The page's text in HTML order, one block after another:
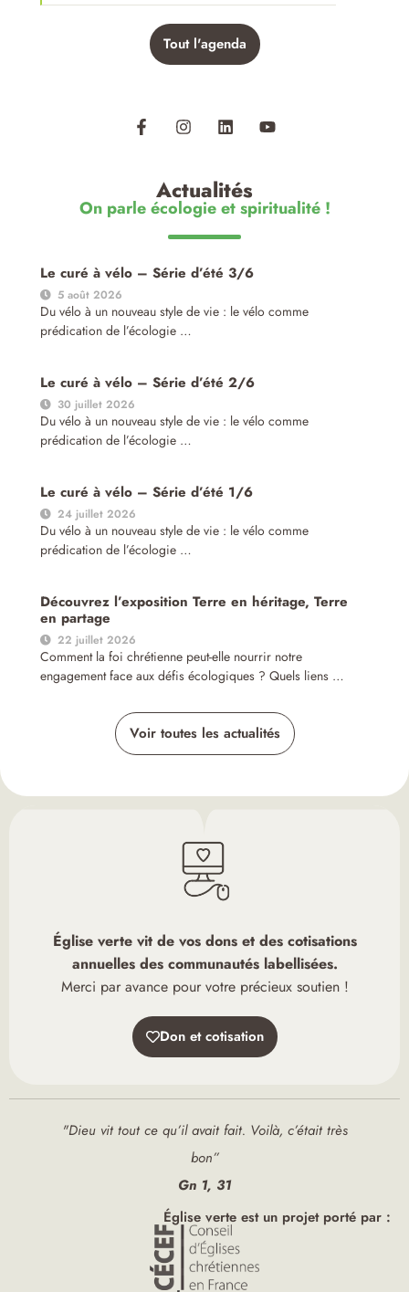
Tout l'agenda
Actualités
On parle écologie et spiritualité !
Le curé à vélo – Série d’été 3/6
5 août 2026
Du vélo à un nouveau style de vie : le vélo comme
prédication de l’écologie …
Le curé à vélo – Série d’été 2/6
30 juillet 2026
Du vélo à un nouveau style de vie : le vélo comme
prédication de l’écologie …
Le curé à vélo – Série d’été 1/6
24 juillet 2026
Du vélo à un nouveau style de vie : le vélo comme
prédication de l’écologie …
Découvrez l’exposition Terre en héritage, Terre
en partage
22 juillet 2026
Comment la foi chrétienne peut-elle nourrir notre
engagement face aux défis écologiques ? Quels liens …
Voir toutes les actualités
Église verte vit de vos dons et des cotisations
annuelles des communautés labellisées.
Merci par avance pour votre précieux soutien !
Don et cotisation
"Dieu vit tout ce qu’il avait fait. Voilà, c’était très
bon”
Gn 1, 31
Église verte est un projet porté par :